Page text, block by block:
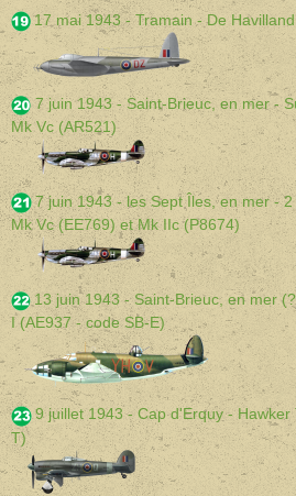
17 mai 1943 - Tramain - De
7 juin 1943 - Saint-Brieuc, en mer -
Mk Vc (AR521)
7 juin 1943 - les Sept Îles, en mer -
Mk Vc (EE769) et Mk IIc (P8674)
13 juin 1943 - Saint-Brieuc, en mer
I (AE937 - code SB-E)
9 juillet 1943 - Cap d'Erquy -
T)